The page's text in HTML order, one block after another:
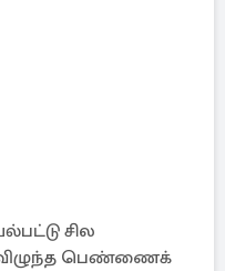
சில
விழுந்த பெண்ணைக்